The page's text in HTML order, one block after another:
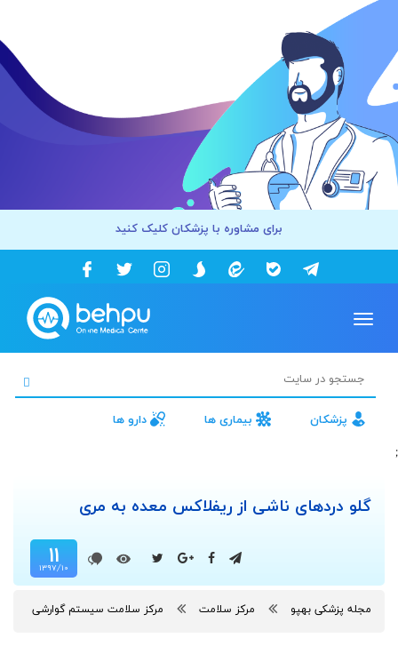
برای مشاوره با پزشکان کلیک کنید
Toggle
پزشکان بیماری ها دارو ها
;
گلو دردهای ناشی از ریفلاکس معده به مری
۱۱
۱۳۹۷/۱۰
مجله پزشکی بهپو مرکز سلامت مرکز سلامت سیستم گوارشی